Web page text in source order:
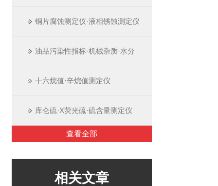
铜片腐蚀测定仪·液相锈蚀测定仪
油品污染性指标·机械杂质·水分
十六烷值·辛烷值测定仪
库仑硫·X荧光硫·硫含量测定仪
查看全部
相关文章